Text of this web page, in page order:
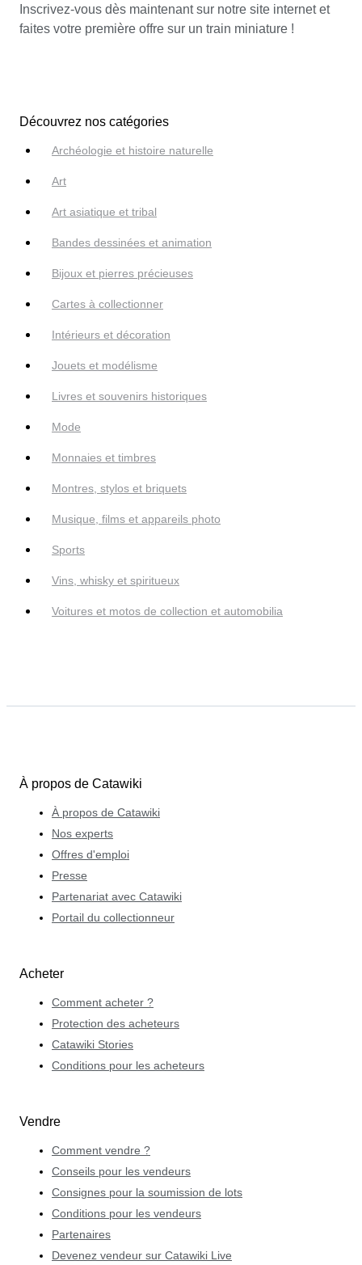
Inscrivez-vous dès maintenant sur notre site internet et
faites votre première offre sur un train miniature !
Découvrez nos catégories
Archéologie et histoire naturelle
Art
Art asiatique et tribal
Bandes dessinées et animation
Bijoux et pierres précieuses
Cartes à collectionner
Intérieurs et décoration
Jouets et modélisme
Livres et souvenirs historiques
Mode
Monnaies et timbres
Montres, stylos et briquets
Musique, films et appareils photo
Sports
Vins, whisky et spiritueux
Voitures et motos de collection et automobilia
À propos de Catawiki
À propos de Catawiki
Nos experts
Offres d'emploi
Presse
Partenariat avec Catawiki
Portail du collectionneur
Acheter
Comment acheter ?
Protection des acheteurs
Catawiki Stories
Conditions pour les acheteurs
Vendre
Comment vendre ?
Conseils pour les vendeurs
Consignes pour la soumission de lots
Conditions pour les vendeurs
Partenaires
Devenez vendeur sur Catawiki Live